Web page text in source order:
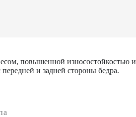
повышенной износостойкостью и
и задней стороны бедра.